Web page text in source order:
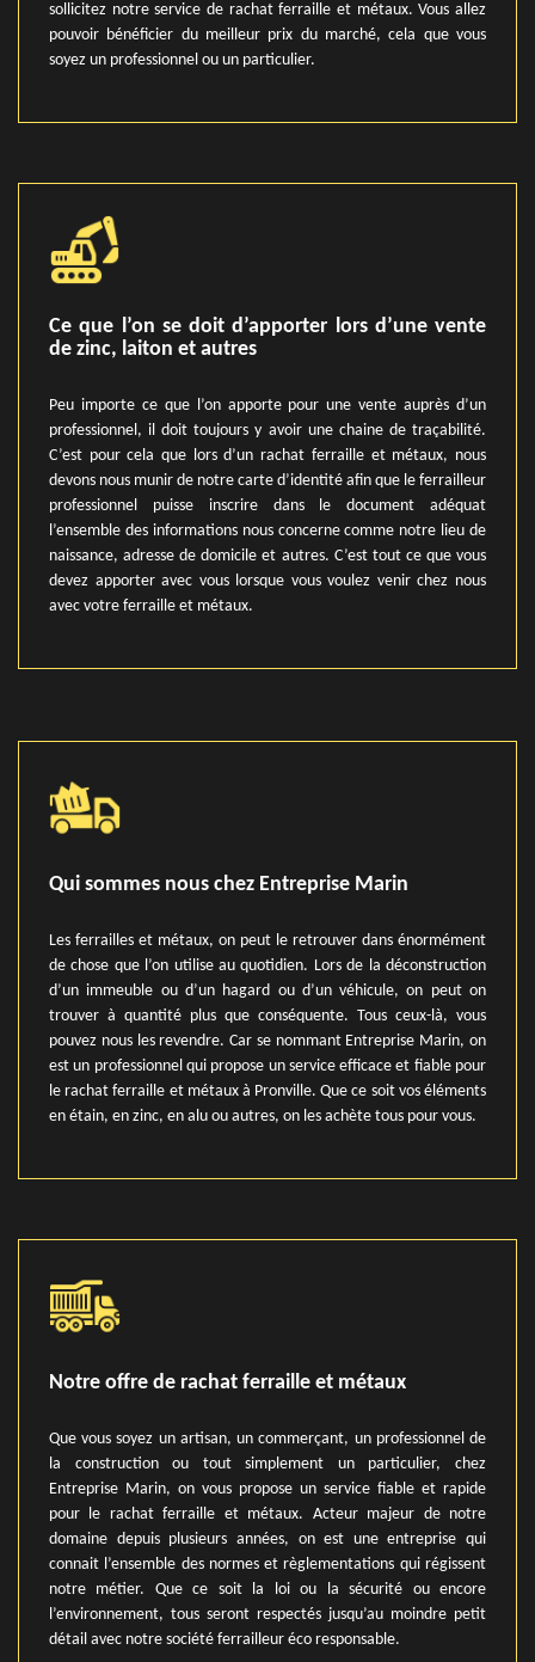
sollicitez notre service de rachat ferraille et métaux. Vous allez
pouvoir bénéficier du meilleur prix du marché, cela que vous
soyez un professionnel ou un particulier.
Ce que l’on se doit d’apporter lors d’une vente
de zinc, laiton et autres
Peu importe ce que l’on apporte pour une vente auprès d’un
professionnel, il doit toujours y avoir une chaine de traçabilité.
C’est pour cela que lors d’un rachat ferraille et métaux, nous
devons nous munir de notre carte d’identité afin que le ferrailleur
professionnel puisse inscrire dans le document adéquat
l’ensemble des informations nous concerne comme notre lieu de
naissance, adresse de domicile et autres. C’est tout ce que vous
devez apporter avec vous lorsque vous voulez venir chez nous
avec votre ferraille et métaux.
Qui sommes nous chez Entreprise Marin
Les ferrailles et métaux, on peut le retrouver dans énormément
de chose que l’on utilise au quotidien. Lors de la déconstruction
d’un immeuble ou d’un hagard ou d’un véhicule, on peut on
trouver à quantité plus que conséquente. Tous ceux-là, vous
pouvez nous les revendre. Car se nommant Entreprise Marin, on
est un professionnel qui propose un service efficace et fiable pour
le rachat ferraille et métaux à Pronville. Que ce soit vos éléments
en étain, en zinc, en alu ou autres, on les achète tous pour vous.
Notre offre de rachat ferraille et métaux
Que vous soyez un artisan, un commerçant, un professionnel de
la construction ou tout simplement un particulier, chez
Entreprise Marin, on vous propose un service fiable et rapide
pour le rachat ferraille et métaux. Acteur majeur de notre
domaine depuis plusieurs années, on est une entreprise qui
connait l’ensemble des normes et règlementations qui régissent
notre métier. Que ce soit la loi ou la sécurité ou encore
l’environnement, tous seront respectés jusqu’au moindre petit
détail avec notre société ferrailleur éco responsable.